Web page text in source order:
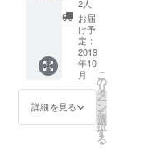
ない場
合は
CAMPF
IREの
ユー
ザー名
を掲載
ます。
ご了承
簡単な
ご案内
をさせ
ていた
だきま
す。 ・
千輪が
自転車
でレン
カー×3
ー伝
所鳩オ
リジナ
ル一筆
箋 ー
伝所鳩
オリジ
ナルマ
ます。
・お礼
のメー
ルに加
えて、
ご来店
いただ
いた際
コース
＞ ・伝
所鳩か
ら感謝
の気持
ちが
メール
で届き
ます。
・ウェ
2人
お届
け予
定：
2019
年10
月
詳細を見る
こ
の
リ
タ
ー
ン
を
選
択
す
る